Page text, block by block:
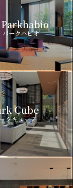
パークハビオ
Cube
クキューブ